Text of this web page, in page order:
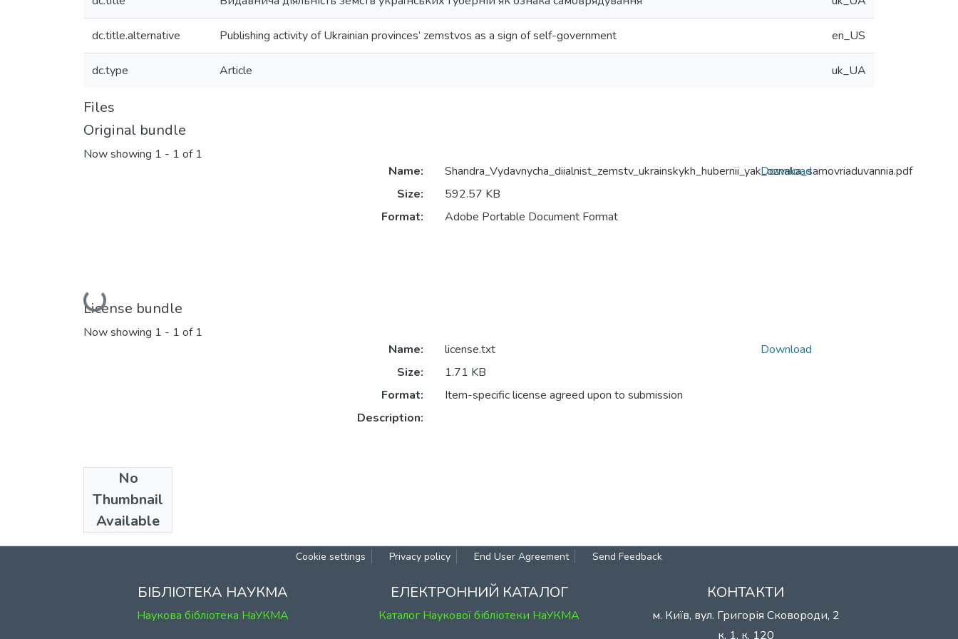
dc.title.alternative Publishing activity of Ukrainian provinces’ zemstvos as a sign of self-government en_US
dc.type Article uk_UA
Files
Original bundle
Now showing 1 - 1 of 1
Loading...
Name:
Shandra_Vydavnycha_diialnist_zemstv_ukrainskykh_hubernii_yak_oznaka_samovriaduvannia.pdf
Size:
592.57 KB
Format:
Adobe Portable Document Format
Download
License bundle
Now showing 1 - 1 of 1
No
Thumbnail
Available
Name:
license.txt
Size:
1.71 KB
Format:
Item-specific license agreed upon to submission
Description:
Download
Collections
Кафедра історії
Cookie settings Privacy policy End User Agreement Send Feedback
БІБЛІОТЕКА НАУКМА
Наукова бібліотека НаУКМА
ЕЛЕКТРОННИЙ КАТАЛОГ
Каталог Наукової бібліотеки НаУКМА
КОНТАКТИ
м. Київ, вул. Григорія Сковороди, 2
к. 1, к. 120